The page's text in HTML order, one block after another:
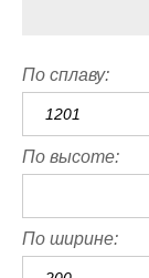
По сплаву:
1201
По высоте:
По ширине: